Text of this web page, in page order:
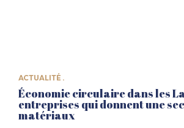
ACTUALITÉ .
Économie circulaire dans les
entreprises qui donnent une
matériaux